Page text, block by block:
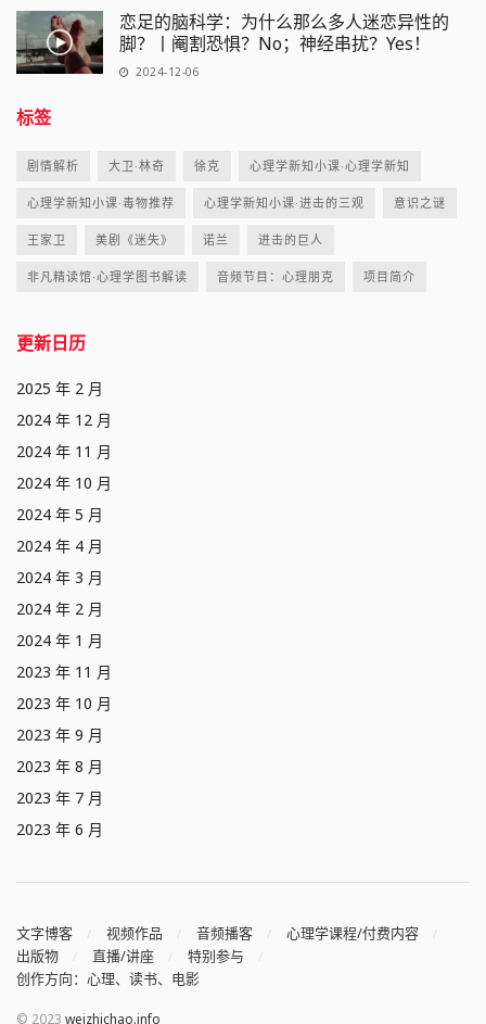
恋足的脑科学：为什么那么多人迷恋异性的
脚？丨阉割恐惧？No；神经串扰？Yes！
2024-12-06
标签
剧情解析 大卫·林奇 徐克 心理学新知小课·心理学新知
心理学新知小课·毒物推荐 心理学新知小课·进击的三观 意识之谜
王家卫 美剧《迷失》 诺兰 进击的巨人
非凡精读馆·心理学图书解读 音频节目：心理朋克 项目简介
更新日历
2025 年 2 月
2024 年 12 月
2024 年 11 月
2024 年 10 月
2024 年 5 月
2024 年 4 月
2024 年 3 月
2024 年 2 月
2024 年 1 月
2023 年 11 月
2023 年 10 月
2023 年 9 月
2023 年 8 月
2023 年 7 月
2023 年 6 月
文字博客 视频作品 音频播客
心理学课程/付费内容
出版物
直播/讲座
特别参与
创作方向：心理、读书、电影
© 2023 weizhichao.info